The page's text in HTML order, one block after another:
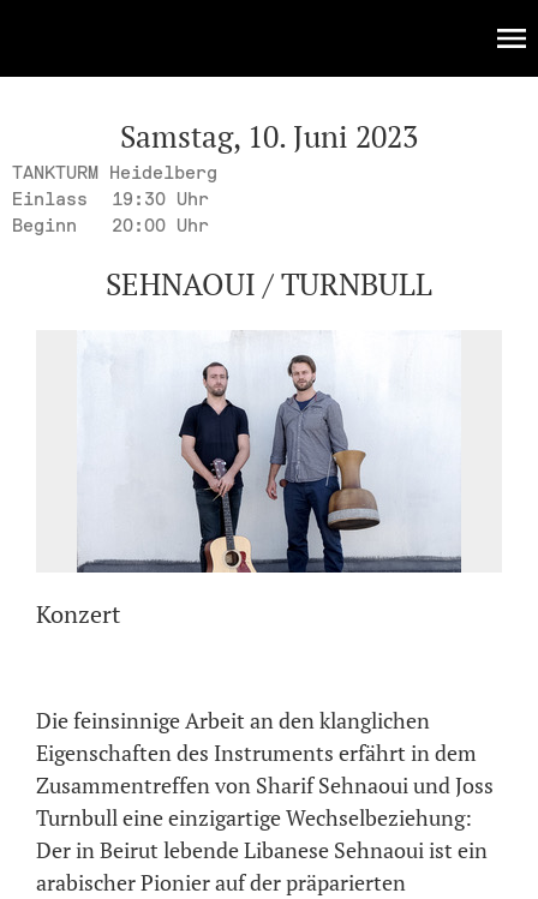
Samstag, 10. Juni 2023
TANKTURM Heidelberg
Einlass
19:30 Uhr
Beginn
20:00 Uhr
SEHNAOUI / TURNBULL
Konzert
Die feinsinnige Arbeit an den klanglichen
Eigenschaften des Instruments erfährt in dem
Zusammentreffen von Sharif Sehnaoui und Joss
Turnbull eine einzigartige Wechselbeziehung:
Der in Beirut lebende Libanese Sehnaoui ist ein
arabischer Pionier auf der präparierten